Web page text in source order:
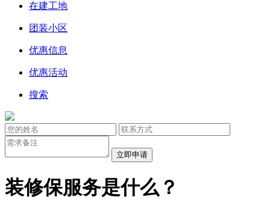
在建工地
团装小区
优惠信息
优惠活动
搜索
装修保服务是什么？